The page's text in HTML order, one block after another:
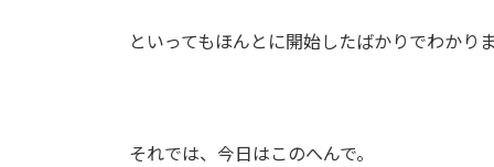
といってもほんとに開始したばかりでわかり
それでは、今日はこのへんで。